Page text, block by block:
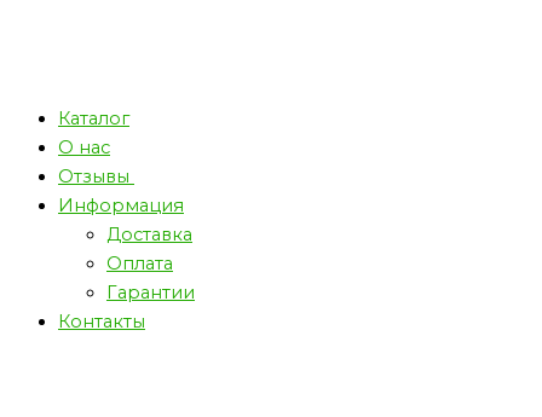
Каталог
О нас
Отзывы
Информация
Доставка
Оплата
Гарантии
Контакты